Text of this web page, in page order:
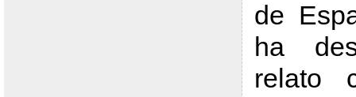
de
ha
relato